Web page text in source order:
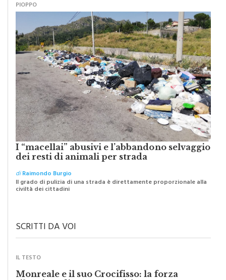
I “macellai” abusivi e l’abbandono selvaggio
dei resti di animali per strada
diRaimondo Burgio
Il grado di pulizia di una strada è direttamente proporzionale alla
civiltà dei cittadini
Monreale e il suo Crocifisso: la forza
silenziosa di una comunità